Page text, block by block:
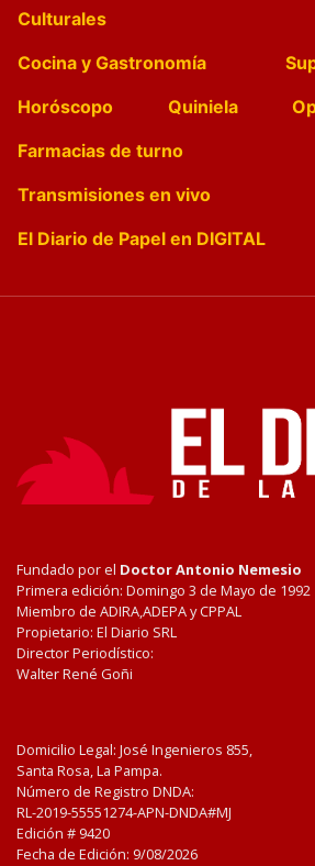
Culturales
Cocina y Gastronomía
Horóscopo
Quiniela
Farmacias de turno
Transmisiones en vivo
El Diario de Papel en DIGITAL
Fundado por el Doctor Antonio Nemesio
Primera edición: Domingo 3 de Mayo de 1992
Miembro de ADIRA,ADEPA y CPPAL
Propietario: El Diario SRL
Director Periodístico:
Walter René Goñi
Domicilio Legal: José Ingenieros 855,
Santa Rosa, La Pampa.
Número de Registro DNDA:
RL-2019-55551274-APN-DNDA#MJ
Edición # 9420
Fecha de Edición: 9/08/2026